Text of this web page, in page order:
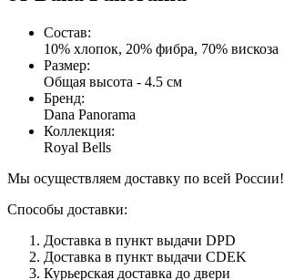
Состав:
10% хлопок, 20% фибра, 70% вискоза
Размер:
Общая высота - 4.5 см
Бренд:
Dana Panorama
Коллекция:
Royal Bells
Мы осуществляем доставку по всей России!
Способы доставки:
Доставка в пункт выдачи DPD
Доставка в пункт выдачи CDEK
Курьерская доставка до двери